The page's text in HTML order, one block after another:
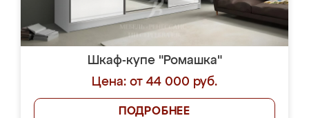
Шкаф-купе "Ромашка"
Цена: от 44 000 руб.
ПОДРОБНЕЕ